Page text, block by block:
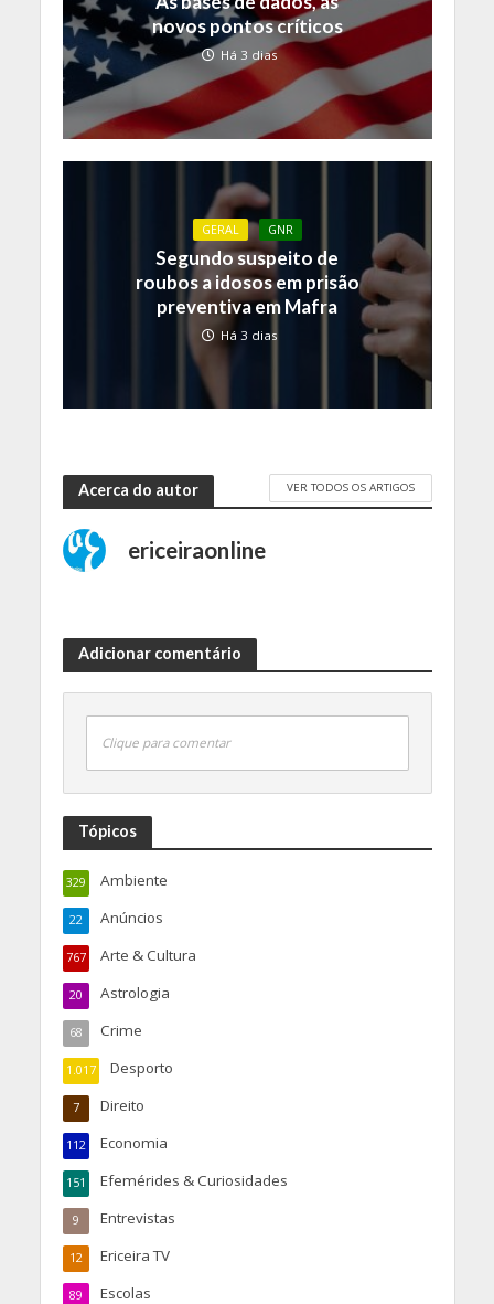
novos pontos críticos
Há 3 dias
GERAL GNR
Segundo suspeito de
roubos a idosos em prisão
preventiva em Mafra
Há 3 dias
Acerca do autor VER TODOS OS ARTIGOS
ericeiraonline
Adicionar comentário
Clique para comentar
Tópicos
Ambiente
329
Anúncios
22
Arte & Cultura
767
Astrologia
20
Crime
68
Desporto
1.017
Direito
7
Economia
112
Efemérides & Curiosidades
151
Entrevistas
9
Ericeira TV
12
Escolas
89